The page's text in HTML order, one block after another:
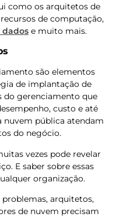
como os arquitetos de
de computação,
dados e muito mais.
são elementos
de implantação de
do gerenciamento que
custo e até
nuvem pública atendam
do negócio.
vezes pode revelar
E saber sobre essas
organização.
arquitetos,
de nuvem precisam